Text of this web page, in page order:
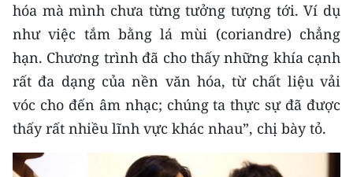
hóa mà mình chưa từng tưởng tượng tới. Ví dụ
như việc tắm bằng lá mùi (coriandre) chẳng
hạn. Chương trình đã cho thấy những khía cạnh
rất đa dạng của nền văn hóa, từ chất liệu vải
vóc cho đến âm nhạc; chúng ta thực sự đã được
thấy rất nhiều lĩnh vực khác nhau”, chị bày tỏ.